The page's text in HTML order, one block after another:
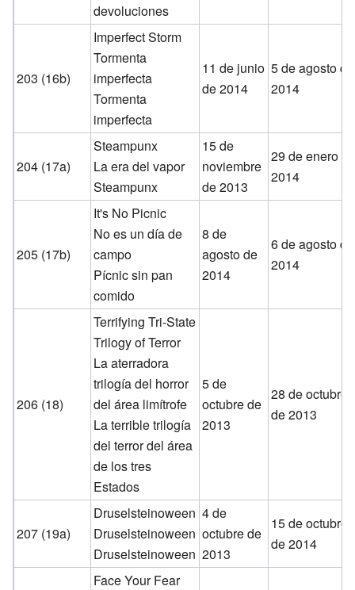
devoluciones
203 (16b)
Imperfect Storm
Tormenta
imperfecta
Tormenta
imperfecta
11 de junio
de 2014
5 de agosto de
2014
204 (17a)
Steampunx
La era del vapor
Steampunx
15 de
noviembre
de 2013
29 de enero
2014
205 (17b)
It's No Picnic
No es un día de
campo
Pícnic sin pan
comido
8 de
agosto de
2014
6 de agosto de
2014
206 (18)
Terrifying Tri-State
Trilogy of Terror
La aterradora
trilogía del horror
del área limítrofe
La terrible trilogía
del terror del área
de los tres
Estados
5 de
octubre de
2013
28 de octubre
de 2013
207 (19a)
Druselsteinoween
Druselsteinoween
Druselsteinoween
4 de
octubre de
2013
15 de octubre
de 2014
Face Your Fear